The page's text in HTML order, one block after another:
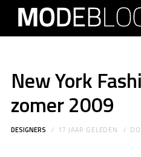
New York
zomer 2009
DESIGNERS 17 JAAR GELEDEN